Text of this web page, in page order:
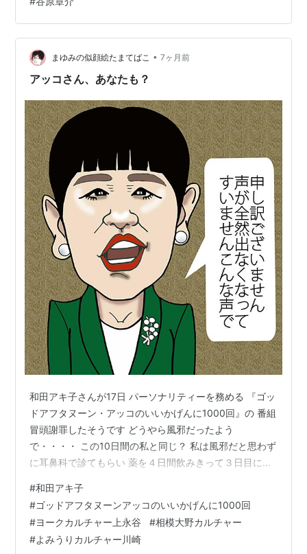
http://news.livedoor.com/webapp/journal/cid__2489
797/detail?rd
2005年8月に週刊文春で自身が在日韓国人であったこと
を告白している。
主な楽曲
「笑って許して」
「あの鐘を鳴らすのはあなた」
主題歌
「REACH OUT」（アニメ「勝負師伝説・哲也」主題
歌）
CM
永谷園「麻婆春雨」「広東風かに玉」「煮込みラーメ
リーブ21
amazon:和田アキ子
1981年に飯塚浩司と結婚した
たとえば2011年6月に来日したレディーガガ（Lady
Gaga）に対し、東日本大震災の義捐金として寄付した
由になって 残りの人生を有意義に過ごしていただけたら
と 他人ごとながら重い決断を下したお二人を 祝福したい
と個人的には思います㊗️ 今日の似顔絵教室【相模大野カ
ルチャー】…
まゆみの似顔絵たまてばこ • 7ヶ月前
アッコさん、あなたも？
和田アキ子さんが17日 パーソナリティーを務める 『ゴッ
ドアフタヌーン・アッコのいいかげんに1000回』の 番組
冒頭謝罪したそうです どうやら風邪だったよう
で・・・・ この10日間の私と同じ？ 私は風邪だと思わず
に耳鼻科で診てもらい 薬を４日間飲みきって３日目に声
分かって安心しました 声が出ないのと痰が絡むだけの風
邪が 流行ってるんですってね 新種の風邪なのかなあ〜？
この声で今週３箇所の似顔絵教室の講座を こなしました
痛くも痒くもないし身体は正常なので大丈夫！ でもお聞
#和田アキ子
#ゴッドアフタヌーンアッコのいいかげんに1000回
#ヨークカルチャー上永谷 #相模大野カルチャー
#よみうりカルチャー川崎